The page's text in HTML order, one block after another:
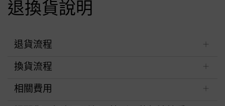
退換貨說明
退貨流程
換貨流程
相關費用